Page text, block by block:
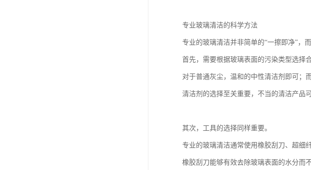
专业玻璃清洁的科学方法
专业的玻璃清洁并非简单的“一擦即净”，
首先，需要根据玻璃表面的污染类型选择
对于普通灰尘，温和的中性清洁剂即可；
清洁剂的选择至关重要，不当的清洁产品
其次，工具的选择同样重要。
专业的玻璃清洁通常使用橡胶刮刀、超细
橡胶刮刀能够有效去除玻璃表面的水分而